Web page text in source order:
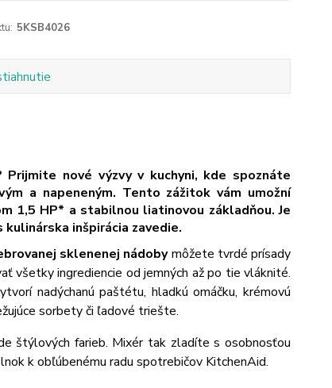
5KSB4026
nové výzvy v kuchyni, kde spoznáte
a napeneným. Tento zážitok vám umožní
1,5 HP* a stabilnou liatinovou základňou. Je
inšpirácia zavedie.
sklenenej nádobymôžete tvrdé prísady
všetky ingrediencie od jemných až po tie vláknité.
nadýchanú paštétu, hladkú omáčku, krémovú
sorbety či ľadové triešte.
štýlových farieb. Mixér tak zladíte s osobnosťou
k obľúbenému radu spotrebičov KitchenAid.